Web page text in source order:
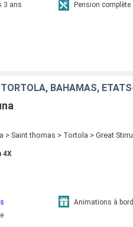
3 ans
Pension complète
BAHAMAS,
> Saint thomas > Tortola > Great
4X
Animations à